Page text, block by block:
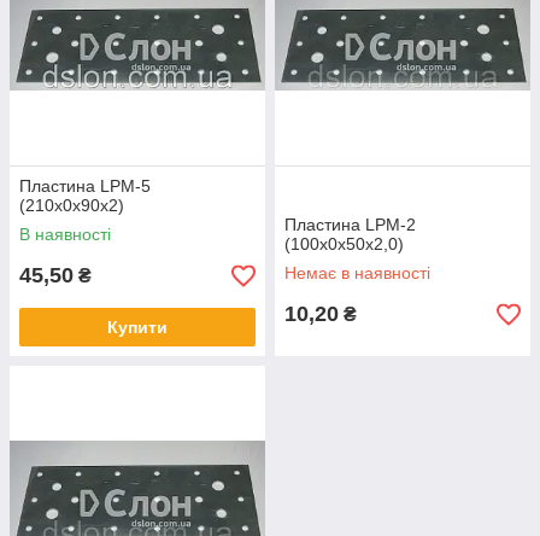
Пластина LPМ-5
(210х0х90х2)
В наявності
45,50 ₴
Купити
Пластина LPМ-2
(100х0х50х2,0)
Немає в наявності
10,20 ₴